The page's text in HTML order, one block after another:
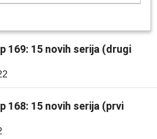
169: 15 novih serija (drugi
168: 15 novih serija (prvi